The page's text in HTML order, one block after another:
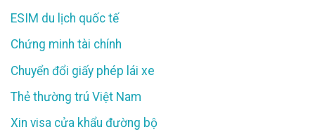
ESIM du lịch quốc tế
Chứng minh tài chính
Chuyển đổi giấy phép lái xe
Thẻ thường trú Việt Nam
Xin visa cửa khẩu đường bộ